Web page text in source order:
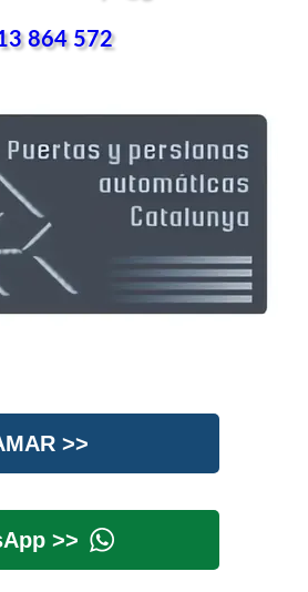
864 572
>>
>>